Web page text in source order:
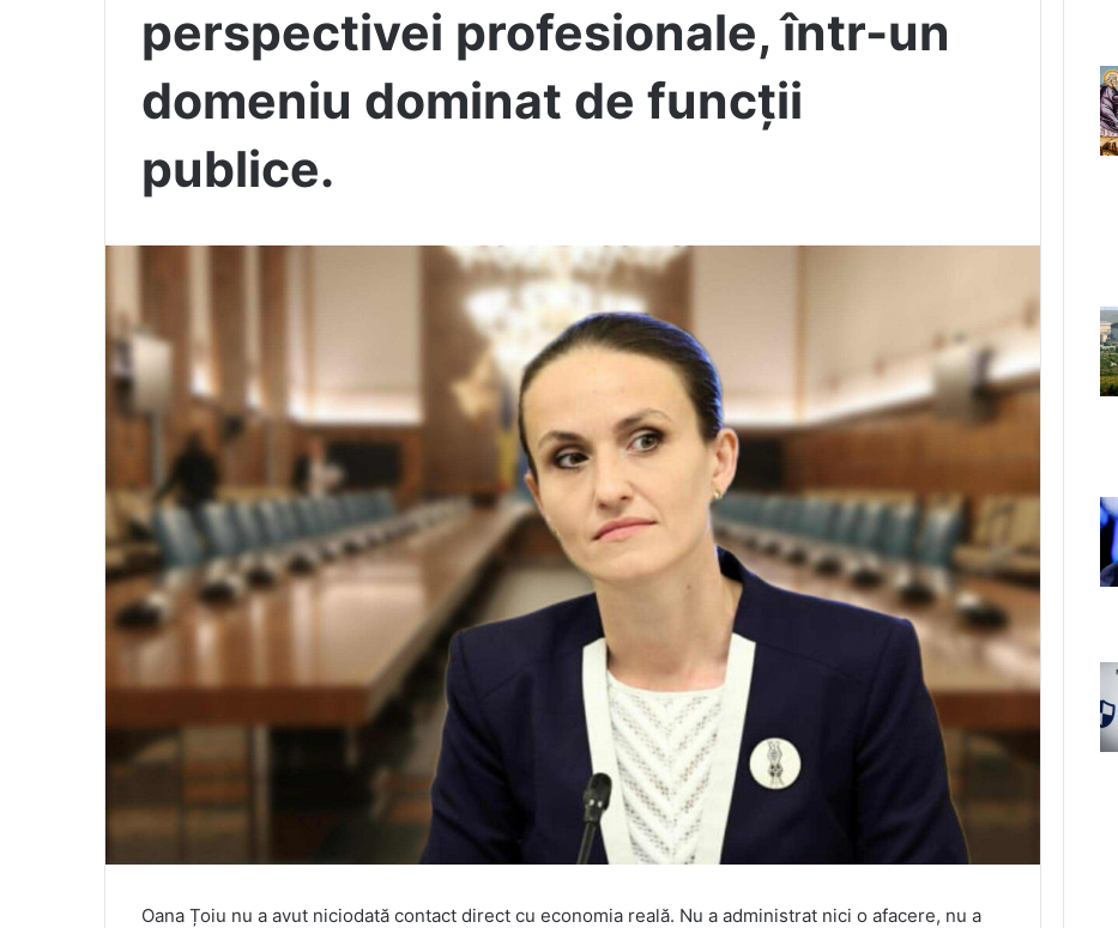
perspectivei profesionale, într-un
domeniu dominat de funcții
publice.
Oana Țoiu nu a avut niciodată contact direct cu economia reală. Nu a administrat nici o afacere, nu a